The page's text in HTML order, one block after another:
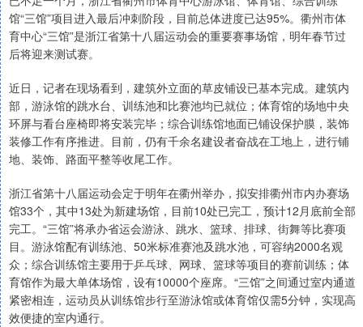
馆“三馆”项目进入最后冲刺阶段，目前总体进度已达95%。衢州市体
育中心“三馆”是浙江省第十八届运动会的重要赛事场馆，明年春节过
后将迎来测试赛。
近日，记者在现场看到，建筑外立面的草皮铺设已基本完成。建筑内
部，游泳馆的跳水台、训练池和比赛池均已就位；体育馆的场地中央
环屏与看台座椅即将安装完毕；综合训练馆地面已铺设保护膜，装饰
装修工作有序推进。目前，仍有千余名建设者奋战在工地上，进行铺
地、装饰、路面平整等收尾工作。
浙江省第十八届运动会定于明年在衢州举办，拟安排衢州市内办赛场
馆33个，其中13处为新建场馆，目前10处已完工，预计12月底前全部
完工。“三馆”将承办省运会游泳、跳水、篮球、排球、街舞等比赛项
目。游泳馆配有训练池、50米标准赛池及跳水池，可容纳2000名观
众；综合训练馆主要用于乒乓球、网球、篮球等项目的赛前训练；体
育馆作为最大单体场馆，设有10000个座席。“三馆”之间通过室内通道
紧密相连，运动员从训练馆步行至游泳馆或体育馆仅需5分钟，实现高
效便捷的室内通行。